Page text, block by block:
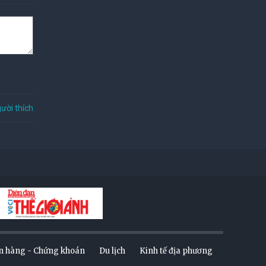
thích
hàng - Chứng khoán Du lịch
Kinh tế địa phương